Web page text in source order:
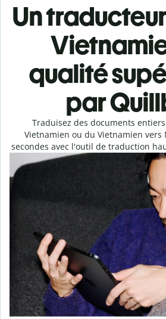
Un
qualité
par
Traduisez des documents
Vietnamien ou du Vietnamien vers
secondes avec l'outil de traduction